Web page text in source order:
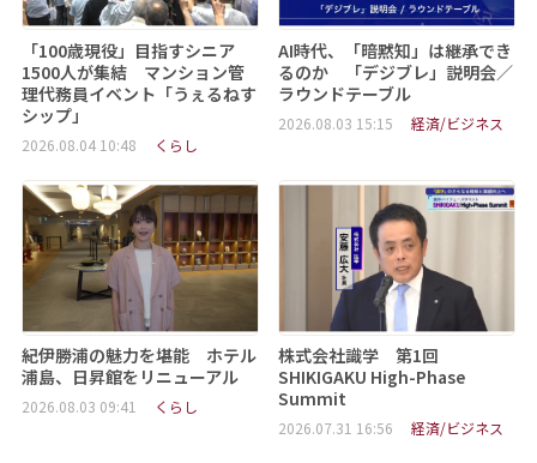
「100歳現役」目指すシニア
1500人が集結 マンション管
理代務員イベント「うぇるねす
シップ」
2026.08.04 10:48 くらし
AI時代、「暗黙知」は継承でき
るのか 「デジブレ」説明会／
ラウンドテーブル
2026.08.03 15:15 経済/ビジネス
紀伊勝浦の魅力を堪能 ホテル
浦島、日昇館をリニューアル
2026.08.03 09:41 くらし
株式会社識学 第1回
SHIKIGAKU High-Phase
Summit
2026.07.31 16:56 経済/ビジネス